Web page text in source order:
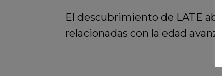
El descubrimiento de LATE
relacionadas con la edad